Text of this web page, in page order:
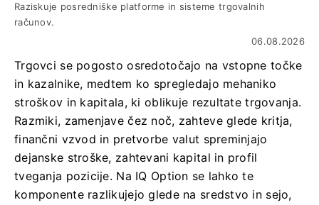
Raziskuje posredniške platforme in sisteme trgovalnih
računov.
06.08.2026
Trgovci se pogosto osredotočajo na vstopne točke
in kazalnike, medtem ko spregledajo mehaniko
stroškov in kapitala, ki oblikuje rezultate trgovanja.
Razmiki, zamenjave čez noč, zahteve glede kritja,
finančni vzvod in pretvorbe valut spreminjajo
dejanske stroške, zahtevani kapital in profil
tveganja pozicije. Na IQ Option se lahko te
komponente razlikujejo glede na sredstvo in sejo,